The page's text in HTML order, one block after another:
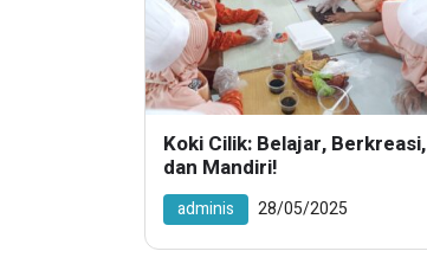
Koki Cilik: Belajar, Berkreasi,
dan Mandiri!
adminis 28/05/2025